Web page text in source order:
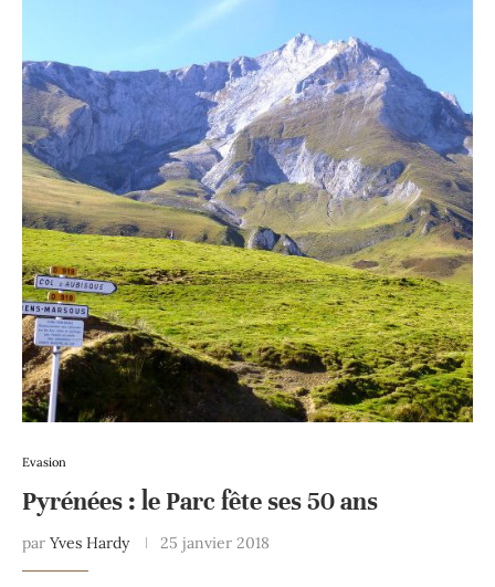
Evasion
Pyrénées : le Parc fête ses 50 ans
par Yves Hardy 25 janvier 2018